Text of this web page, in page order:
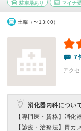
駐車場あり マイナ
土曜（〜13:00）
7
アク
消化器内科につい
【専門医・資格】 消化
【診療・治療法】 胃カ